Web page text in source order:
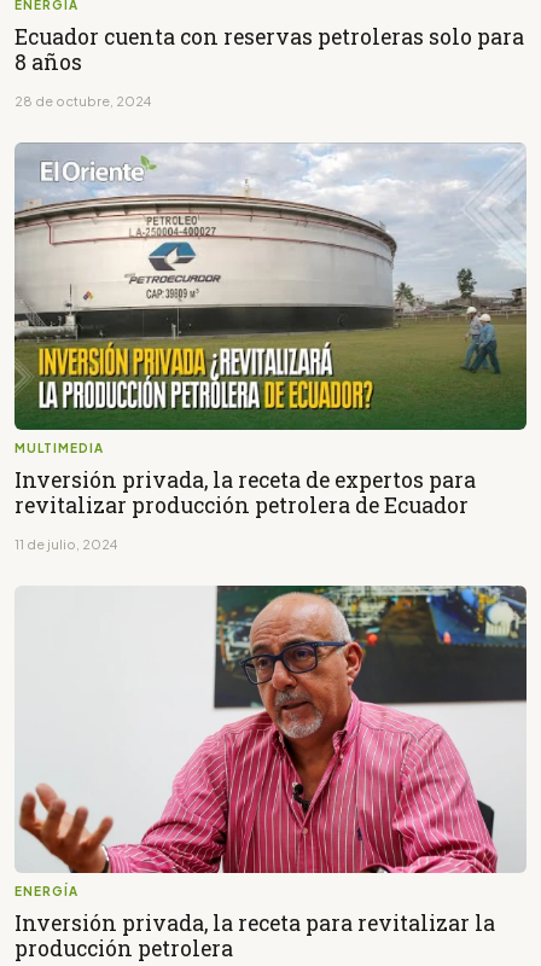
ENERGÍA
Ecuador cuenta con reservas petroleras solo para
8 años
28 de octubre, 2024
MULTIMEDIA
Inversión privada, la receta de expertos para
revitalizar producción petrolera de Ecuador
11 de julio, 2024
ENERGÍA
Inversión privada, la receta para revitalizar la
producción petrolera